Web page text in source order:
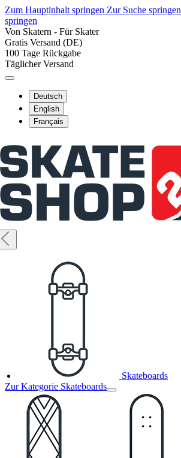
Zum Hauptinhalt springen Zur Suche springen
springen
Von Skatern - Für Skater
Gratis Versand (DE)
100 Tage Rückgabe
Täglicher Versand
Deutsch
English
Français
Skateboards
Zur Kategorie Skateboards